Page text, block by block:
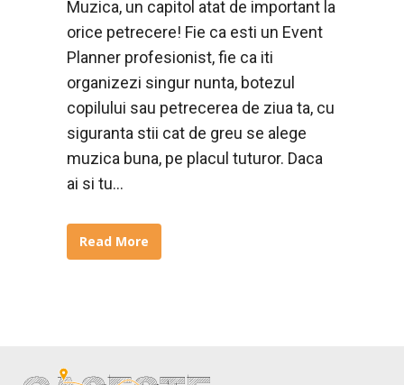
Muzica, un capitol atat de important la
orice petrecere! Fie ca esti un Event
Planner profesionist, fie ca iti
organizezi singur nunta, botezul
copilului sau petrecerea de ziua ta, cu
siguranta stii cat de greu se alege
muzica buna, pe placul tuturor. Daca
ai si tu...
Read More